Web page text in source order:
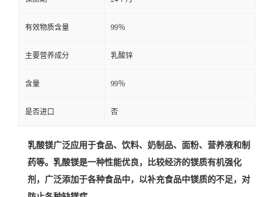
有效物质含量 99％
主要营养成分 乳酸锌
含量 99％
是否进口 否
乳酸镁广泛应用于食品、饮料、奶制品、面粉、营养液和制
药等。乳酸镁是一种性能优良，比较经济的镁质有机强化
剂，广泛添加于各种食品中，以补充食品中镁质的不足，对